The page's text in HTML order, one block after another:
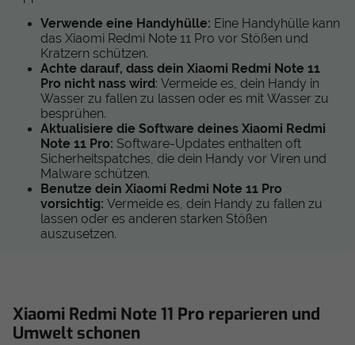
Verwende eine Handyhülle: Eine Handyhülle kann
das Xiaomi Redmi Note 11 Pro vor Stößen und
Kratzern schützen.
Achte darauf, dass dein Xiaomi Redmi Note 11
Pro nicht nass wird: Vermeide es, dein Handy in
Wasser zu fallen zu lassen oder es mit Wasser zu
besprühen.
Aktualisiere die Software deines Xiaomi Redmi
Note 11 Pro: Software-Updates enthalten oft
Sicherheitspatches, die dein Handy vor Viren und
Malware schützen.
Benutze dein Xiaomi Redmi Note 11 Pro
vorsichtig:Vermeide es, dein Handy zu fallen zu
lassen oder es anderen starken Stößen
auszusetzen.
Xiaomi Redmi Note 11 Pro reparieren und
Umwelt schonen